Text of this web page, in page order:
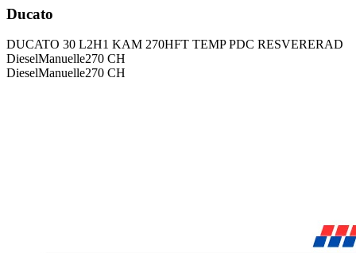
Ducato
DUCATO 30 L2H1 KAM 270HFT TEMP PDC RESVERERAD
DieselManuelle270 CH
DieselManuelle270 CH